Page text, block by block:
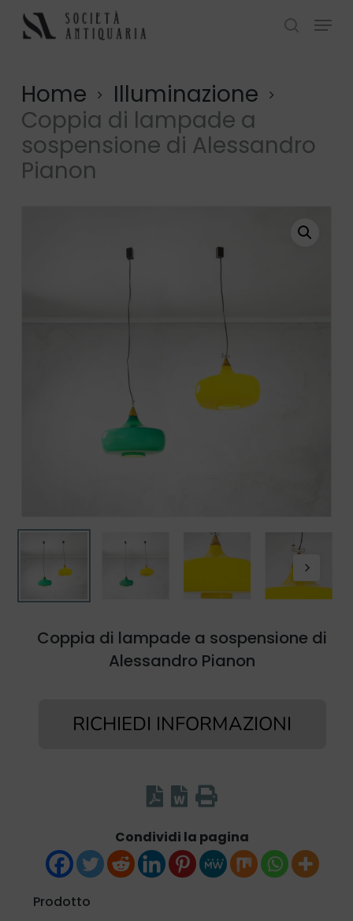
Skip
search
Menu
Home
Illuminazione
Coppia di lampade a
sospensione di Alessandro
Pianon
Coppia di lampade a sospensione di
Alessandro Pianon
RICHIEDI INFORMAZIONI
Condividi la pagina
Prodotto